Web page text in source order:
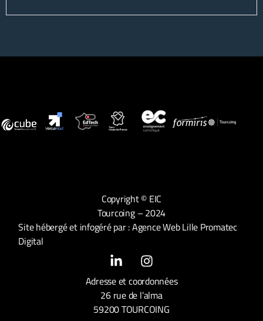
Copyright © EIC
Tourcoing – 2024
Site hébergé et infogéré par :Agence Web Lille Promatec
Digital
Adresse et coordonnées
26 rue de l’alma
59200 TOURCOING